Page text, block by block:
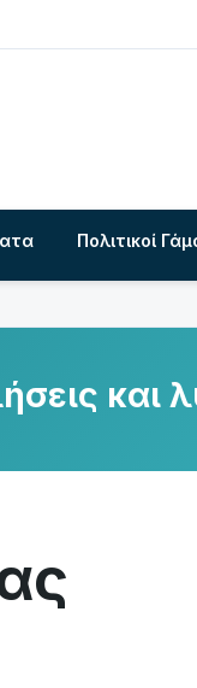
Πολιτικοί
και